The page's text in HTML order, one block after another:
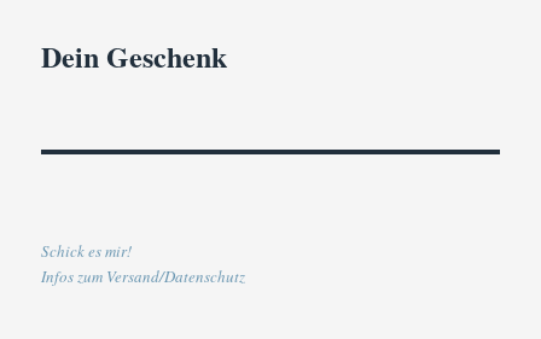
Dein Geschenk
Schick es mir!
Infos zum Versand/Datenschutz